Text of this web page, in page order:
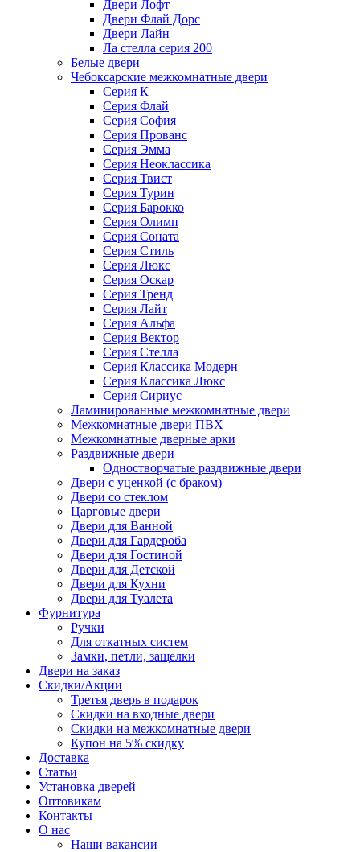
Двери Лофт
Двери Флай Дорс
Двери Лайн
Ла стелла серия 200
Белые двери
Чебоксарские межкомнатные двери
Серия К
Серия Флай
Серия София
Серия Прованс
Серия Эмма
Серия Неоклассика
Серия Твист
Серия Турин
Серия Барокко
Серия Олимп
Серия Соната
Серия Стиль
Серия Люкс
Серия Оскар
Серия Тренд
Серия Лайт
Серия Альфа
Серия Вектор
Серия Стелла
Серия Классика Модерн
Серия Классика Люкс
Серия Сириус
Ламинированные межкомнатные двери
Межкомнатные двери ПВХ
Межкомнатные дверные арки
Раздвижные двери
Одностворчатые раздвижные двери
Двери с уценкой (с браком)
Двери со стеклом
Царговые двери
Двери для Ванной
Двери для Гардероба
Двери для Гостиной
Двери для Детской
Двери для Кухни
Двери для Туалета
Фурнитура
Ручки
Для откатных систем
Замки, петли, защелки
Двери на заказ
Скидки/Акции
Третья дверь в подарок
Скидки на входные двери
Скидки на межкомнатные двери
Купон на 5% скидку
Доставка
Статьи
Установка дверей
Оптовикам
Контакты
О нас
Наши вакансии